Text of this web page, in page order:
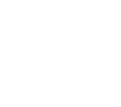
O14 รายง